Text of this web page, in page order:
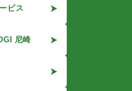
ビス
尼崎